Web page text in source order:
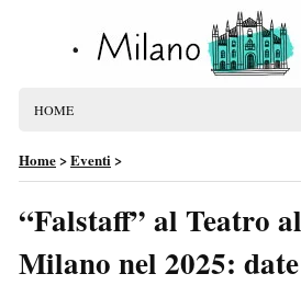
HOME
Home>Eventi>
“Falstaff” al Teatro
Milano nel 2025: